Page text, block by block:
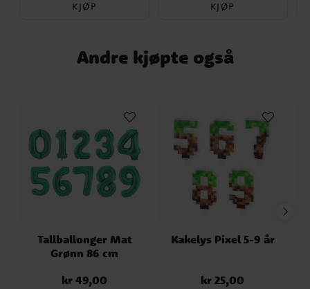
KJØP KJØP
Andre kjøpte også
Tallballonger Mat
Grønn 86 cm
Pris:kr 49,00
kr 49,00
Kakelys Pixel 5-9 år
Pris:kr 25,00
kr 25,00